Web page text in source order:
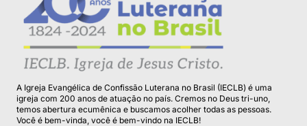
A Igreja Evangélica de Confissão Luterana no Brasil (IECLB) é uma
igreja com 200 anos de atuação no país. Cremos no Deus tri-uno,
temos abertura ecumênica e buscamos acolher todas as pessoas.
Você é bem-vinda, você é bem-vindo na IECLB!